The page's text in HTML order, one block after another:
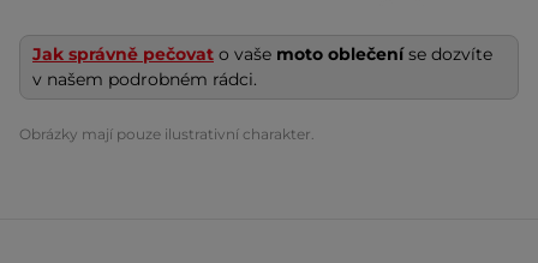
Jak správně pečovat o vaše moto oblečeníse dozvíte
v našem podrobném rádci.
Obrázky mají pouze ilustrativní charakter.